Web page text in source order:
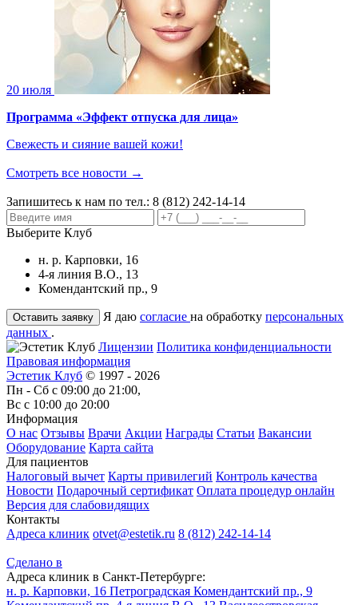
20 июля
Программа «Эффект отпуска для лица»
Свежесть и сияние вашей кожи!
Смотреть все новости →
Запишитесь к нам по тел.: 8 (812) 242-14-14
Выберите Клуб
н. р. Карповки, 16
4-я линия В.О., 13
Комендантский пр., 9
Я даю согласие на обработку персональных
данных .
Лицензии Политика конфиденциальности
Правовая информация
Эстетик Клуб © 1997 - 2026
Пн - Сб с 09:00 до 21:00,
Вс с 10:00 до 20:00
Информация
О нас Отзывы Врачи Акции Награды Статьи Вакансии
Оборудование Карта сайта
Для пациентов
Налоговый вычет Карты привилегий Контроль качества
Новости Подарочный сертификат Оплата процедур онлайн
Версия для слабовидящих
Контакты
Адреса клиник otvet@estetik.ru 8 (812) 242-14-14
Сделано в
Адреса клиник в Санкт-Петербурге:
н. р. Карповки, 16 Петроградская Комендантский пр., 9